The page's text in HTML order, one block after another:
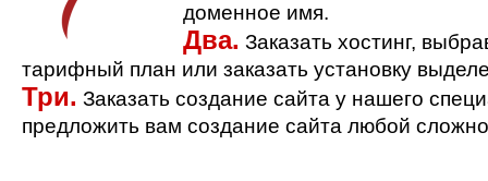
доменное имя.
Два. Заказать хостинг,
тарифный план или заказать установку
Три. Заказать создание сайта у нашего
предложить вам создание сайта любой